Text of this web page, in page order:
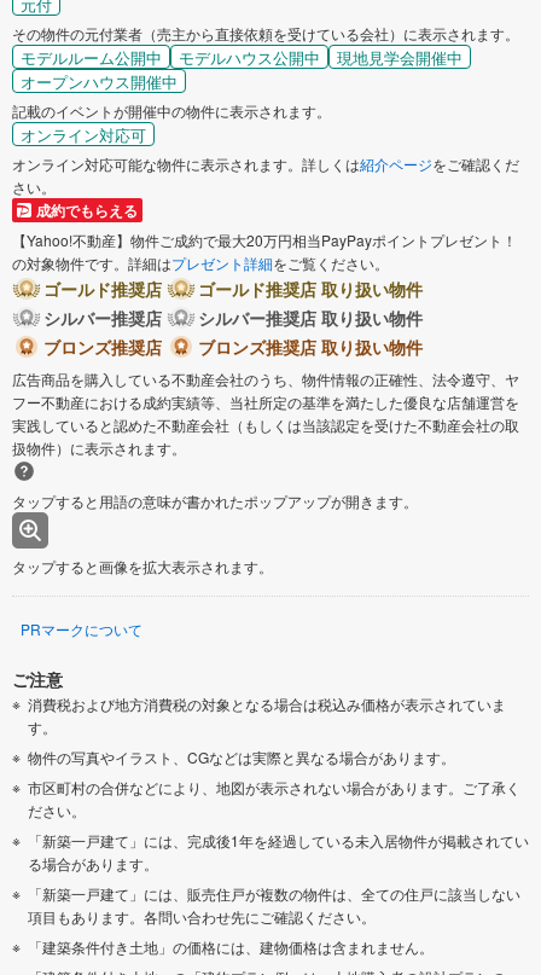
その物件の元付業者（売主から直接依頼を受けている会社）に表示されます。
モデルルーム公開中 モデルハウス公開中
現地見学会開催中
オープンハウス開催中
記載のイベントが開催中の物件に表示されます。
オンライン対応可
オンライン対応可能な物件に表示されます。詳しくは紹介ページをご確認くだ
さい。
成約でもらえる
【Yahoo!不動産】物件ご成約で最大20万円相当PayPayポイントプレゼント！
の対象物件です。詳細はプレゼント詳細をご覧ください。
ゴールド推奨店
ゴールド推奨店 取り扱い物件
シルバー推奨店
シルバー推奨店 取り扱い物件
ブロンズ推奨店
ブロンズ推奨店 取り扱い物件
広告商品を購入している不動産会社のうち、物件情報の正確性、法令遵守、ヤ
フー不動産における成約実績等、当社所定の基準を満たした優良な店舗運営を
実践していると認めた不動産会社（もしくは当該認定を受けた不動産会社の取
扱物件）に表示されます。
タップすると用語の意味が書かれたポップアップが開きます。
タップすると画像を拡大表示されます。
PRマークについて
ご注意
消費税および地方消費税の対象となる場合は税込み価格が表示されていま
す。
物件の写真やイラスト、CGなどは実際と異なる場合があります。
市区町村の合併などにより、地図が表示されない場合があります。ご了承く
ださい。
「新築一戸建て」には、完成後1年を経過している未入居物件が掲載されてい
る場合があります。
「新築一戸建て」には、販売住戸が複数の物件は、全ての住戸に該当しない
項目もあります。各問い合わせ先にご確認ください。
「建築条件付き土地」の価格には、建物価格は含まれません。